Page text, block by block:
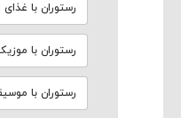
رستوران با غذای
رستوران با
رستوران با